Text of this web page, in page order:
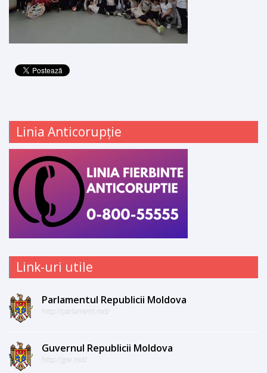
Linia Anticorupție
Link-uri utile
Parlamentul Republicii Moldova
http://parlament.md/
Guvernul Republicii Moldova
http://gov.md/